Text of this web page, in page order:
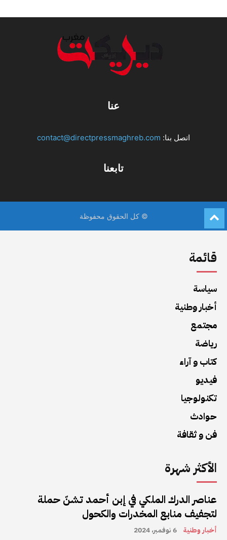
قائمة
سياسة
أخبار وطنية
مجتمع
رياضة
كتاب و آراء
فيديو
تكنولوجيا
حوادث
فن و ثقافة
الأكثر شهرة
عناصر الدرك الملكي في إبن أحمد تشنّ حملة
لتجفيف منابع المخدرات والكحول
أخبار وطنية 6 نوفمبر، 2024